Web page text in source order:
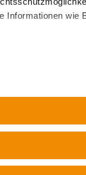
Informationen